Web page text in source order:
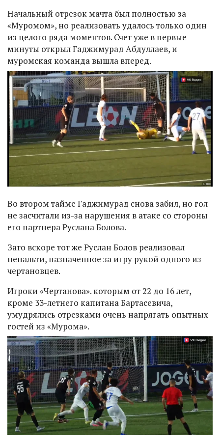
Начальный отрезок мачта был полностью за
«Муромом», но реализовать удалось только один
из целого ряда моментов. Счет уже в первые
минуты открыл Гаджимурад Абдуллаев, и
муромская команда вышла вперед.
Во втором тайме Гаджимурад снова забил, но гол
не засчитали из-за нарушения в атаке со стороны
его партнера Руслана Болова.
Зато вскоре тот же Руслан Болов реализовал
пенальти, назначенное за игру рукой одного из
чертановцев.
Игроки «Чертанова». которым от 22 до 16 лет,
кроме 33-летнего капитана Бартасевича,
умудрялись отрезками очень напрягать опытных
гостей из «Мурома».